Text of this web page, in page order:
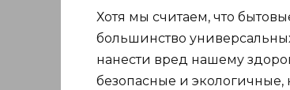
Хотя мы считаем, что
большинство
нанести вред нашему
безопасные и экологичные,